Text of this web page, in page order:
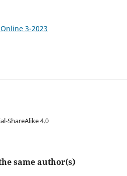
3-2023
ShareAlike 4.0
same author(s)